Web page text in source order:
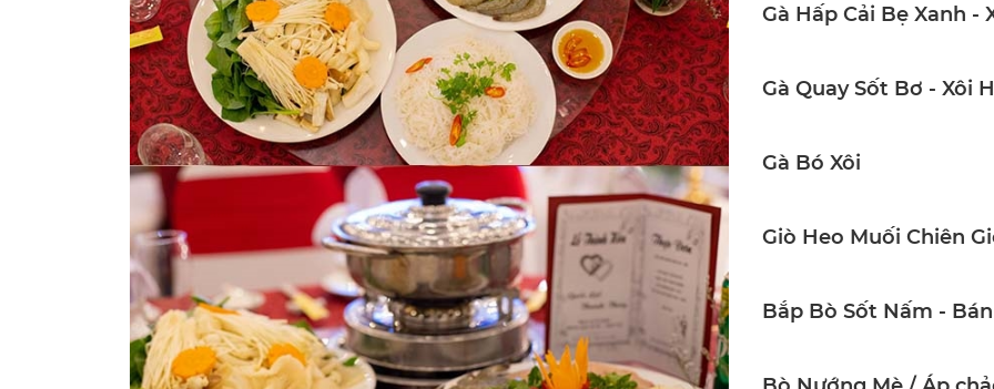
Gà Hấp Cải Bẹ Xanh -
Gà Quay Sốt Bơ - Xôi
Gà Bó Xôi
Giò Heo Muối Chiên
Bắp Bò Sốt Nấm -